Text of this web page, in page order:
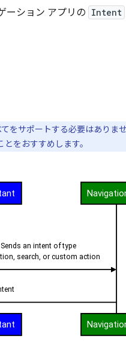
ーション アプリの Intent
をサポートする必要はありま
をおすすめします。